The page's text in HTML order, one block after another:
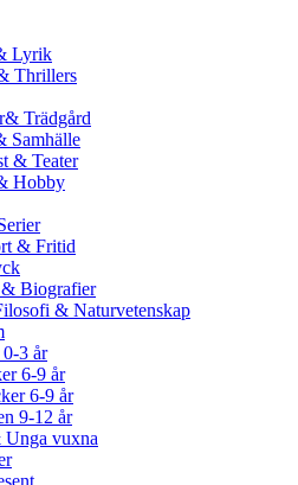
Lyrik
Thrillers
Trädgård
Samhälle
& Teater
Hobby
& Fritid
Biografier
& Naturvetenskap
3 år
6-9 år
6-9 år
9-12 år
Unga vuxna